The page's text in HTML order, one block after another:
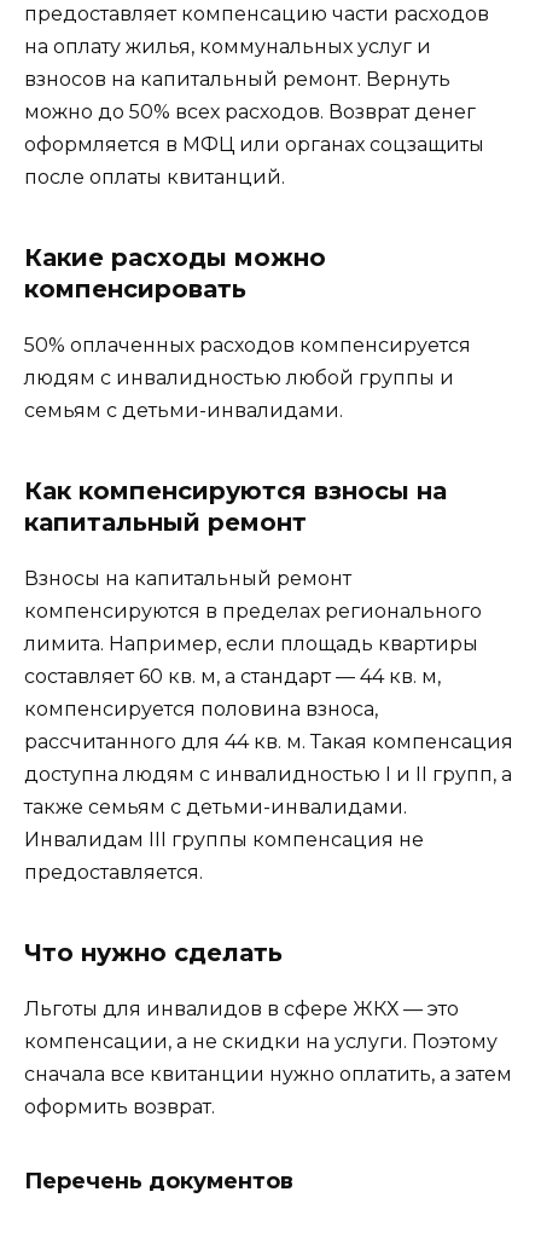
предоставляет компенсацию части расходов
на оплату жилья, коммунальных услуг и
взносов на капитальный ремонт. Вернуть
можно до 50% всех расходов. Возврат денег
оформляется в МФЦ или органах соцзащиты
после оплаты квитанций.
Какие расходы можно
компенсировать
50% оплаченных расходов компенсируется
людям с инвалидностью любой группы и
семьям с детьми-инвалидами.
Как компенсируются взносы на
капитальный ремонт
Взносы на капитальный ремонт
компенсируются в пределах регионального
лимита. Например, если площадь квартиры
составляет 60 кв. м, а стандарт — 44 кв. м,
компенсируется половина взноса,
рассчитанного для 44 кв. м. Такая компенсация
доступна людям с инвалидностью I и II групп, а
также семьям с детьми-инвалидами.
Инвалидам III группы компенсация не
предоставляется.
Что нужно сделать
Льготы для инвалидов в сфере ЖКХ — это
компенсации, а не скидки на услуги. Поэтому
сначала все квитанции нужно оплатить, а затем
оформить возврат.
Перечень документов